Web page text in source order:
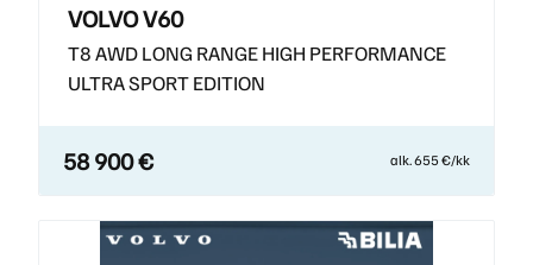
VOLVO V60
T8 AWD LONG RANGE HIGH PERFORMANCE
ULTRA SPORT EDITION
58 900 € alk. 655 €/kk